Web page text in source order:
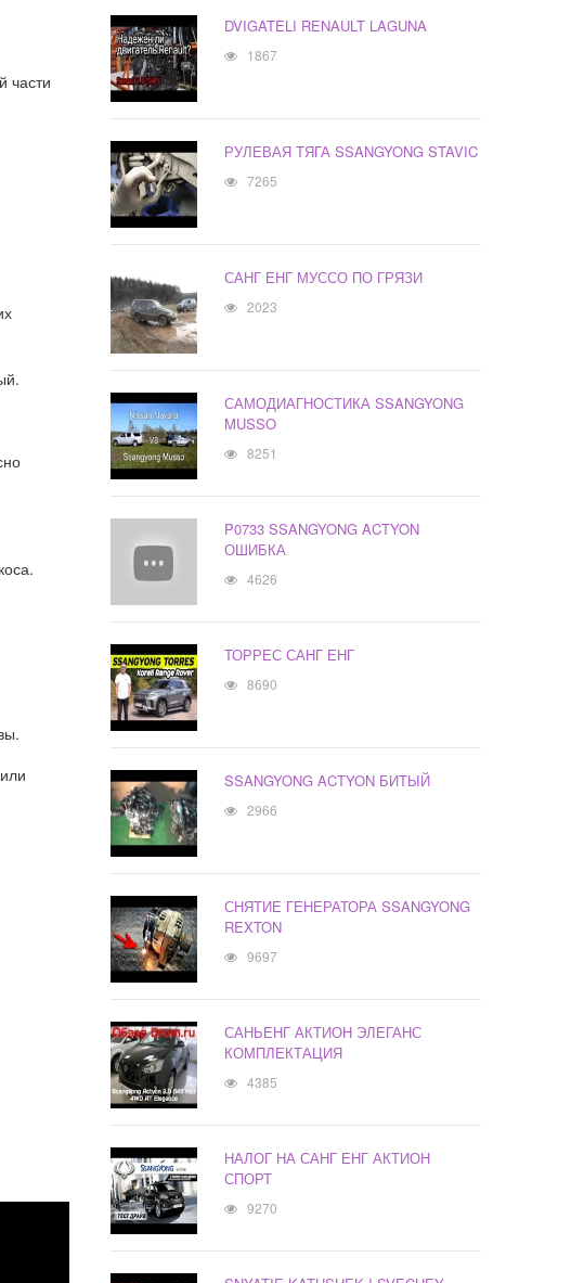
части
DVIGATELI RENAULT LAGUNA
1867
РУЛЕВАЯ ТЯГА SSANGYONG STAVIC
7265
САНГ ЕНГ МУССО ПО ГРЯЗИ
2023
САМОДИАГНОСТИКА SSANGYONG
MUSSO
8251
P0733 SSANGYONG ACTYON
ОШИБКА
4626
ТОРРЕС САНГ ЕНГ
8690
SSANGYONG ACTYON БИТЫЙ
2966
СНЯТИЕ ГЕНЕРАТОРА SSANGYONG
REXTON
9697
САНЬЕНГ АКТИОН ЭЛЕГАНС
КОМПЛЕКТАЦИЯ
4385
НАЛОГ НА САНГ ЕНГ АКТИОН
СПОРТ
9270